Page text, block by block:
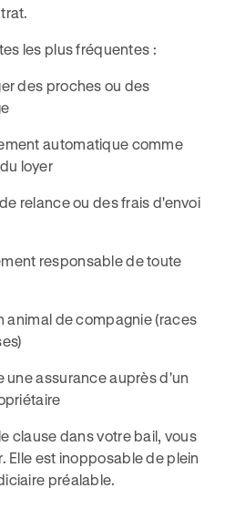
les plus fréquentes :
des proches ou des
automatique comme
loyer
relance ou des frais d'envoi
responsable de toute
animal de compagnie (races
une assurance auprès d'un
clause dans votre bail, vous
Elle est inopposable de plein
préalable.